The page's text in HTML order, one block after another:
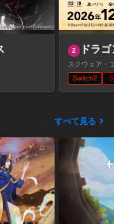
2
ドラ
国の
スクウェア・
Switch2
すべて見る